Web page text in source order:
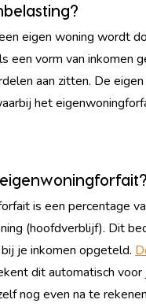
eigen woning wordt
een vorm van inkomen
aan zitten. De
het
is een percentage
(hoofdverblijf). Dit
je inkomen opgeteld.
dit automatisch voor
nog even na te